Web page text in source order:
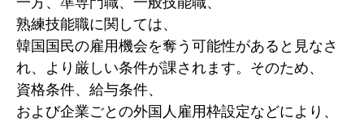
熟練技能職に関しては、
韓国国民の雇用機会を奪う可能性があると見なさ
れ、より厳しい条件が課されます。そのため、
資格条件、給与条件、
および企業ごとの外国人雇用枠設定などにより、